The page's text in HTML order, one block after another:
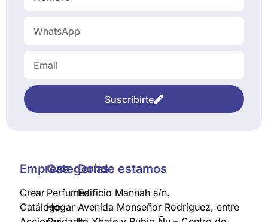
Suscribirte
Empresa
Crear
Catálogo
Categorías
Perfumes
Hogar
Donde estamos
Edificio Mannah s/n.
Avenida Monseñor Rodriguez, entre